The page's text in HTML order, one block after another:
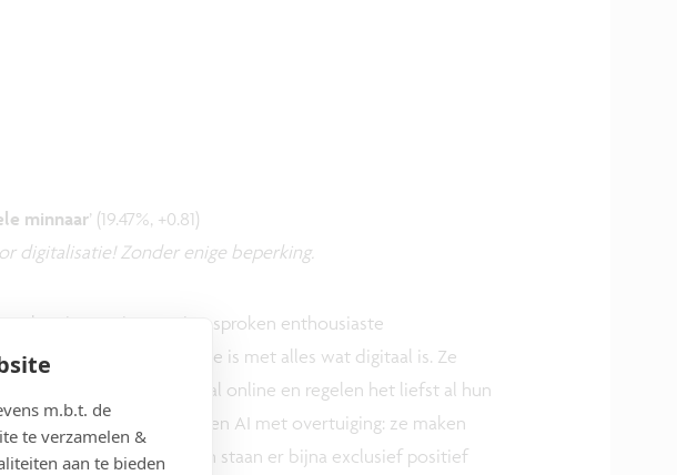
m.b.t. de
te verzamelen &
aan te bieden
minnaar’ (19.47%, +0.81)
digitalisatie! Zonder enige beperking.
minnaar’ is een uitgesproken enthousiaste
die volop mee is met alles wat digitaal is. Ze
intensief, shoppen massaal online en regelen het liefst al hun
digitaal. Ze omarmen AI met overtuiging: ze maken
van generatieve AI en staan er bijna exclusief positief